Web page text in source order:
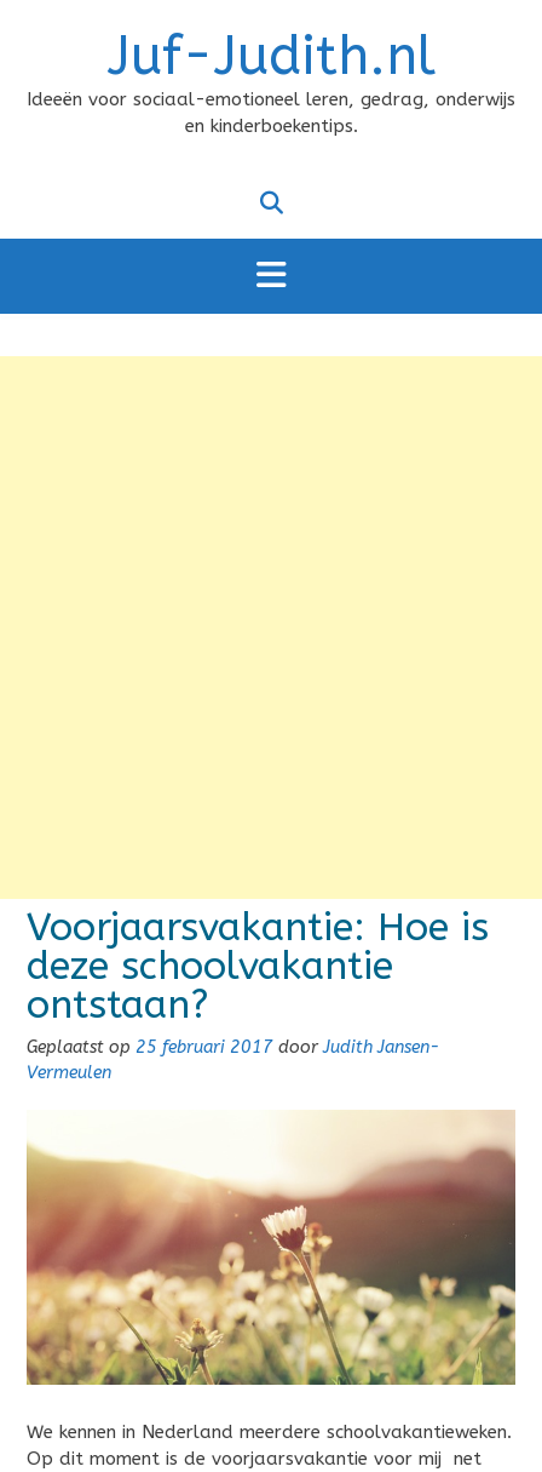
Juf-Judith.nl
Ideeën voor sociaal-emotioneel leren, gedrag, onderwijs
en kinderboekentips.
Voorjaarsvakantie: Hoe is
deze schoolvakantie
ontstaan?
Geplaatst op 25 februari 2017 doorJudith Jansen-
Vermeulen
We kennen in Nederland meerdere schoolvakantieweken.
Op dit moment is de voorjaarsvakantie voor mij net